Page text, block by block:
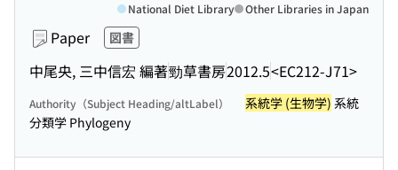
Paper 図書
中尾央, 三中信宏 編著勁草書房2012.5<EC212-J71>
National Diet Library Other Libraries in Japan
Authority（Subject Heading/altLabel） 系統学 (生物学) 系統
分類学 Phylogeny